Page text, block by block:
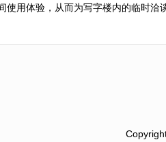
使用体验，从而为写字楼内的临时洽